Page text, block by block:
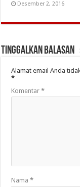
Desember 2, 2016
Tinggalkan Balasan
Alamat email Anda
*
Komentar*
Nama*